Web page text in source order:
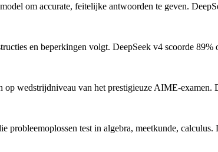
om accurate, feitelijke antwoorden te geven.
en beperkingen volgt. DeepSeek v4 scoorde 89%
op wedstrijdniveau van het prestigieuze AIME-examen.
probleemoplossen test in algebra, meetkunde, calculus.